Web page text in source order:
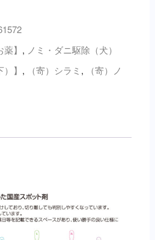
】 , ノミ・ダニ駆除（犬）
】 , （寄）シラミ ,
（寄）ノ